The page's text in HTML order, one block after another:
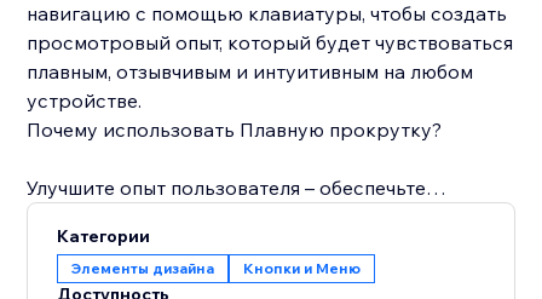
навигацию с помощью клавиатуры, чтобы создать
просмотровый опыт, который будет чувствоваться
плавным, отзывчивым и интуитивным на любом
устройстве.
Почему использовать Плавную прокрутку?
Улучшите опыт пользователя – обеспечьте
кажется естественной и увлекательной.
Категории
Элементы дизайна Кнопки и Меню
Доступность